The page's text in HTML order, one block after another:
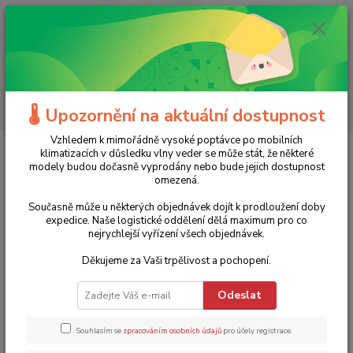
(Po-Ne, 8-20 hod.)
ks
0 Kč
Souhlas se zpracováním osobních údajů pro účely použití funkce
Hlídací pes
Souhlas se zpracováním osobních
údajů pro účely použití funkce
Hlídací pes
Udělujete tímto souhlas ……………..., se sídlem ………………, IČ
………………., zapsaná u ………………… , oddíl …, vložka …..
„Správce“), aby ve smyslu nařízení Evropského parlamentu
a Rady (EU) č. 2016/679 o ochraně fyzických osob v
🌡️ Upozornění na aktuální dostupnost
Vzhledem k mimořádně vysoké poptávce po mobilních
klimatizacích v důsledku vlny veder se může stát, že některé
modely budou dočasně vyprodány nebo bude jejich dostupnost
omezená.
Současně může u některých objednávek dojít k prodloužení doby
expedice. Naše logistické oddělení dělá maximum pro co
nejrychlejší vyřízení všech objednávek.
Děkujeme za Vaši trpělivost a pochopení.
Odeslat
Souhlasím se zpracováním osobních údajů pro účely registrace.